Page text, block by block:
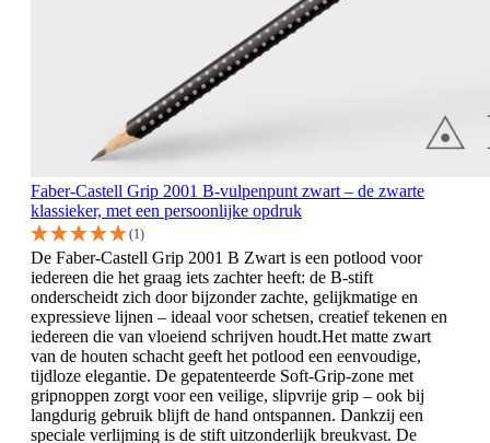
Faber-Castell Grip 2001 B-vulpenpunt zwart – de zwarte
klassieker, met een persoonlijke opdruk
(1)
De Faber-Castell Grip 2001 B Zwart is een potlood voor
iedereen die het graag iets zachter heeft: de B-stift
onderscheidt zich door bijzonder zachte, gelijkmatige en
expressieve lijnen – ideaal voor schetsen, creatief tekenen en
iedereen die van vloeiend schrijven houdt.Het matte zwart
van de houten schacht geeft het potlood een eenvoudige,
tijdloze elegantie. De gepatenteerde Soft-Grip-zone met
gripnoppen zorgt voor een veilige, slipvrije grip – ook bij
langdurig gebruik blijft de hand ontspannen. Dankzij een
speciale verlijming is de stift uitzonderlijk breukvast. De